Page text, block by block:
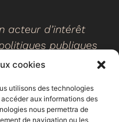
cookies
utilisons des technologies
aux informations des
nous permettra de
de navigation ou les
acteur d’intérêt
publiques
réalisé par Ethicweb